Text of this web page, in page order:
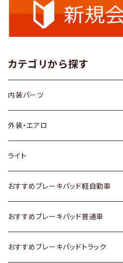
カテゴリから探す
内装パーツ
トヨタ
ホンダ
スズキ
日産
いすゞ
外装・エアロ
トヨタ
ホンダ
スズキ
日産
ライト
トヨタ
スズキ
日産
おすすめブレーキパッド軽自動車
トヨタ
ホンダ
おすすめブレーキパッド普通車
トヨタ
おすすめブレーキパッドトラック